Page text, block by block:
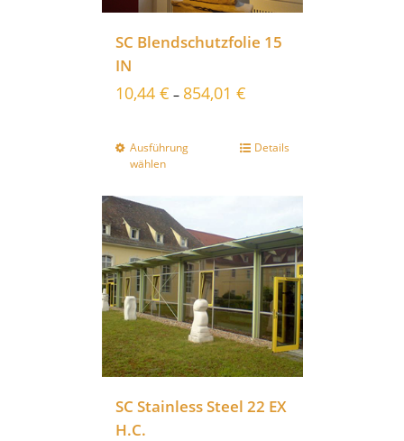
SC Blendschutzfolie 15
IN
10,44 € – 854,01 €
Ausführung
wählen
Details
SC Stainless Steel 22 EX
H.C.